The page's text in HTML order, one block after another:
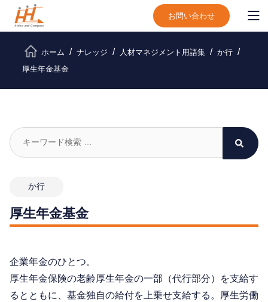
お問い合わせ
ホーム ナレッジ 人材マネジメント用語集
か行
厚生年金基金
か行
厚生年金基金
企業年金のひとつ。
厚生年金保険の老齢厚生年金の一部（代行部分）を支給す
るとともに、基金独自の給付を上乗せ支給する。厚生労働